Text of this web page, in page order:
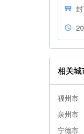
相关城
福州市
泉州市
宁德市